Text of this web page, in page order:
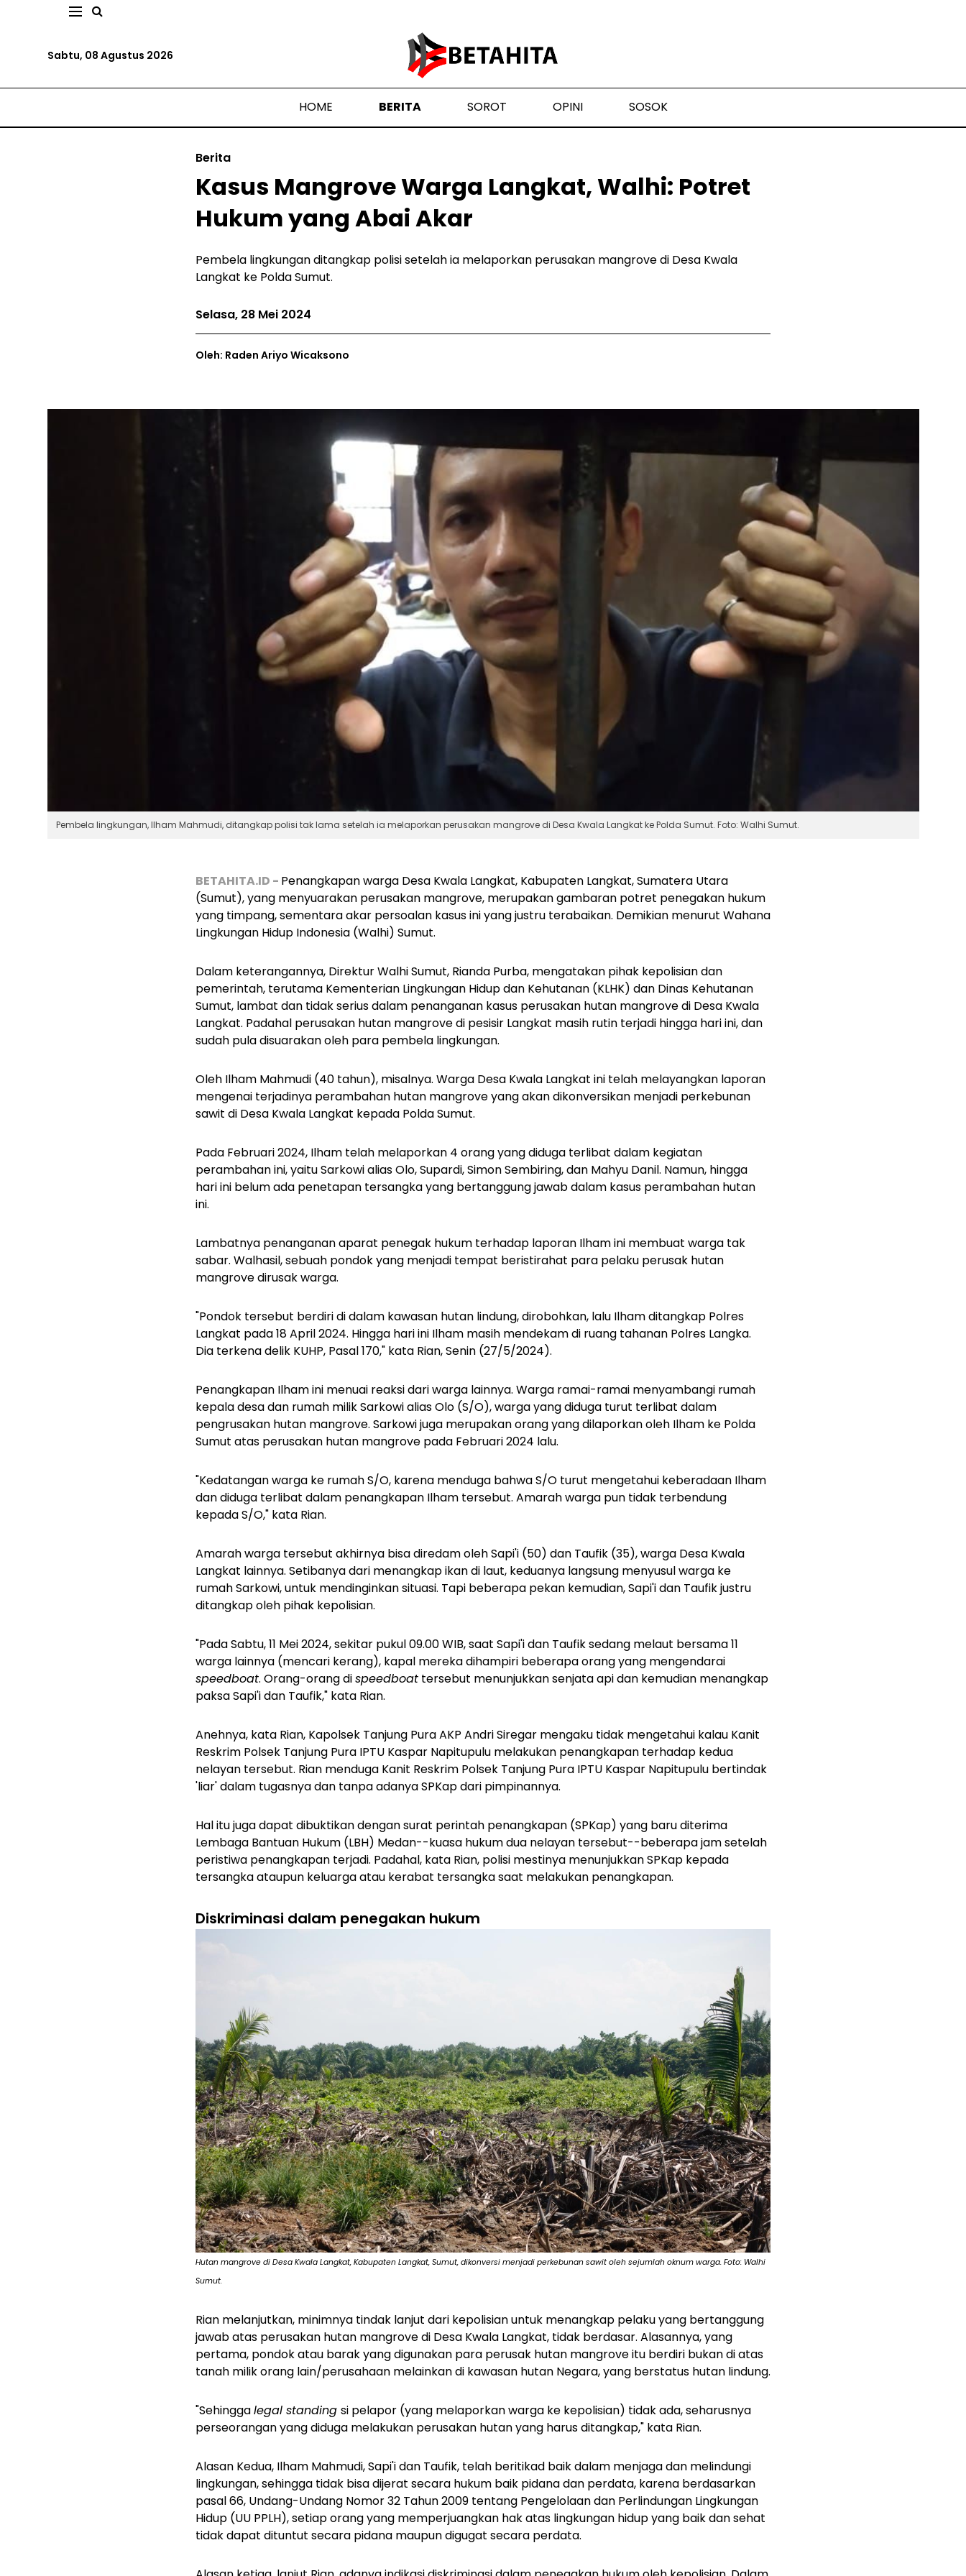
Sabtu, 08 Agustus 2026
HOME BERITA SOROT OPINI SOSOK
Berita
Kasus Mangrove Warga Langkat, Walhi: Potret
Hukum yang Abai Akar
Pembela lingkungan ditangkap polisi setelah ia melaporkan perusakan mangrove di Desa Kwala
Langkat ke Polda Sumut.
Selasa, 28 Mei 2024
Oleh: Raden Ariyo Wicaksono
Pembela lingkungan, Ilham Mahmudi, ditangkap polisi tak lama setelah ia melaporkan perusakan mangrove di Desa Kwala Langkat ke Polda Sumut. Foto: Walhi Sumut.
BETAHITA.ID - Penangkapan warga Desa Kwala Langkat, Kabupaten Langkat, Sumatera Utara
(Sumut), yang menyuarakan perusakan mangrove, merupakan gambaran potret penegakan hukum
yang timpang, sementara akar persoalan kasus ini yang justru terabaikan. Demikian menurut Wahana
Lingkungan Hidup Indonesia (Walhi) Sumut.
Dalam keterangannya, Direktur Walhi Sumut, Rianda Purba, mengatakan pihak kepolisian dan
pemerintah, terutama Kementerian Lingkungan Hidup dan Kehutanan (KLHK) dan Dinas Kehutanan
Sumut, lambat dan tidak serius dalam penanganan kasus perusakan hutan mangrove di Desa Kwala
Langkat. Padahal perusakan hutan mangrove di pesisir Langkat masih rutin terjadi hingga hari ini, dan
sudah pula disuarakan oleh para pembela lingkungan.
Oleh Ilham Mahmudi (40 tahun), misalnya. Warga Desa Kwala Langkat ini telah melayangkan laporan
mengenai terjadinya perambahan hutan mangrove yang akan dikonversikan menjadi perkebunan
sawit di Desa Kwala Langkat kepada Polda Sumut.
Pada Februari 2024, Ilham telah melaporkan 4 orang yang diduga terlibat dalam kegiatan
perambahan ini, yaitu Sarkowi alias Olo, Supardi, Simon Sembiring, dan Mahyu Danil. Namun, hingga
hari ini belum ada penetapan tersangka yang bertanggung jawab dalam kasus perambahan hutan
ini.
Lambatnya penanganan aparat penegak hukum terhadap laporan Ilham ini membuat warga tak
sabar. Walhasil, sebuah pondok yang menjadi tempat beristirahat para pelaku perusak hutan
mangrove dirusak warga.
"Pondok tersebut berdiri di dalam kawasan hutan lindung, dirobohkan, lalu Ilham ditangkap Polres
Langkat pada 18 April 2024. Hingga hari ini Ilham masih mendekam di ruang tahanan Polres Langka.
Dia terkena delik KUHP, Pasal 170," kata Rian, Senin (27/5/2024).
Penangkapan Ilham ini menuai reaksi dari warga lainnya. Warga ramai-ramai menyambangi rumah
kepala desa dan rumah milik Sarkowi alias Olo (S/O), warga yang diduga turut terlibat dalam
pengrusakan hutan mangrove. Sarkowi juga merupakan orang yang dilaporkan oleh Ilham ke Polda
Sumut atas perusakan hutan mangrove pada Februari 2024 lalu.
"Kedatangan warga ke rumah S/O, karena menduga bahwa S/O turut mengetahui keberadaan Ilham
dan diduga terlibat dalam penangkapan Ilham tersebut. Amarah warga pun tidak terbendung
kepada S/O," kata Rian.
Amarah warga tersebut akhirnya bisa diredam oleh Sapi'i (50) dan Taufik (35), warga Desa Kwala
Langkat lainnya. Setibanya dari menangkap ikan di laut, keduanya langsung menyusul warga ke
rumah Sarkowi, untuk mendinginkan situasi. Tapi beberapa pekan kemudian, Sapi'i dan Taufik justru
ditangkap oleh pihak kepolisian.
"Pada Sabtu, 11 Mei 2024, sekitar pukul 09.00 WIB, saat Sapi'i dan Taufik sedang melaut bersama 11
warga lainnya (mencari kerang), kapal mereka dihampiri beberapa orang yang mengendarai
speedboat. Orang-orang dispeedboat tersebut menunjukkan senjata api dan kemudian menangkap
paksa Sapi'i dan Taufik," kata Rian.
Anehnya, kata Rian, Kapolsek Tanjung Pura AKP Andri Siregar mengaku tidak mengetahui kalau Kanit
Reskrim Polsek Tanjung Pura IPTU Kaspar Napitupulu melakukan penangkapan terhadap kedua
nelayan tersebut. Rian menduga Kanit Reskrim Polsek Tanjung Pura IPTU Kaspar Napitupulu bertindak
'liar' dalam tugasnya dan tanpa adanya SPKap dari pimpinannya.
Hal itu juga dapat dibuktikan dengan surat perintah penangkapan (SPKap) yang baru diterima
Lembaga Bantuan Hukum (LBH) Medan--kuasa hukum dua nelayan tersebut--beberapa jam setelah
peristiwa penangkapan terjadi. Padahal, kata Rian, polisi mestinya menunjukkan SPKap kepada
tersangka ataupun keluarga atau kerabat tersangka saat melakukan penangkapan.
Diskriminasi dalam penegakan hukum
Hutan mangrove di Desa Kwala Langkat, Kabupaten Langkat, Sumut, dikonversi menjadi perkebunan sawit oleh sejumlah oknum warga. Foto: Walhi
Sumut.
Rian melanjutkan, minimnya tindak lanjut dari kepolisian untuk menangkap pelaku yang bertanggung
jawab atas perusakan hutan mangrove di Desa Kwala Langkat, tidak berdasar. Alasannya, yang
pertama, pondok atau barak yang digunakan para perusak hutan mangrove itu berdiri bukan di atas
tanah milik orang lain/perusahaan melainkan di kawasan hutan Negara, yang berstatus hutan lindung.
"Sehinggalegal standing si pelapor (yang melaporkan warga ke kepolisian) tidak ada, seharusnya
perseorangan yang diduga melakukan perusakan hutan yang harus ditangkap," kata Rian.
Alasan Kedua, Ilham Mahmudi, Sapi'i dan Taufik, telah beritikad baik dalam menjaga dan melindungi
lingkungan, sehingga tidak bisa dijerat secara hukum baik pidana dan perdata, karena berdasarkan
pasal 66, Undang-Undang Nomor 32 Tahun 2009 tentang Pengelolaan dan Perlindungan Lingkungan
Hidup (UU PPLH), setiap orang yang memperjuangkan hak atas lingkungan hidup yang baik dan sehat
tidak dapat dituntut secara pidana maupun digugat secara perdata.